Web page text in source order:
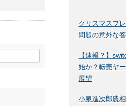
クリスマスプ
問題の意外な答
【速報？】
始か？転売ヤ
展望
小泉進次郎農